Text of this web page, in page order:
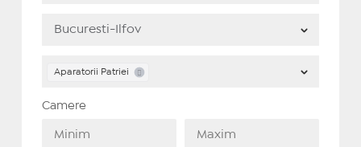
Aparatorii Patriei
Camere